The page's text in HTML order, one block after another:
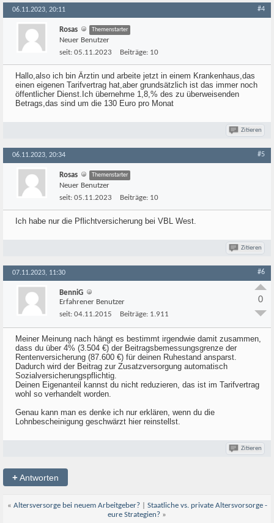
06.11.2023, 20:11 #4
Rosas Themenstarter
Neuer Benutzer
seit: 05.11.2023 Beiträge: 10
Hallo,also ich bin Ärztin und arbeite jetzt in einem Krankenhaus,das
einen eigenen Tarifvertrag hat,aber grundsätzlich ist das immer noch
öffentlicher Dienst.Ich übernehme 1,8,% des zu überweisenden
Betrags,das sind um die 130 Euro pro Monat
Zitieren
06.11.2023, 20:34 #5
Rosas Themenstarter
Neuer Benutzer
seit: 05.11.2023 Beiträge: 10
Ich habe nur die Pflichtversicherung bei VBL West.
Zitieren
07.11.2023, 11:30 #6
BenniG
Erfahrener Benutzer
seit: 04.11.2015 Beiträge: 1.911
0
Meiner Meinung nach hängt es bestimmt irgendwie damit zusammen,
dass du über 4% (3.504 €) der Beitragsbemessungsgrenze der
Rentenversicherung (87.600 €) für deinen Ruhestand ansparst.
Dadurch wird der Beitrag zur Zusatzversorgung automatisch
Sozialversicherungspflichtig.
Deinen Eigenanteil kannst du nicht reduzieren, das ist im Tarifvertrag
wohl so verhandelt worden.
Genau kann man es denke ich nur erklären, wenn du die
Lohnbescheinigung geschwärzt hier reinstellst.
Zitieren
+Antworten
« Altersversorge bei neuem Arbeitgeber?| Staatliche vs. private Altersvorsorge -
eure Strategien? »